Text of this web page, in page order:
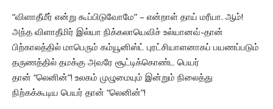
“விளாதீமீர் என்று கூப்பிடுவோமே” – என்றாள் தாய் மரீயா. ஆம்!
அந்த விளாதீமிர் இல்யா நிக்கலாயெவிச் உல்யானவ்-தான்
பிற்காலத்தில் மாபெரும் கம்யூனிஸ்ட் புரட்சியாளனாகப் பயணப்படும்
தருணத்தில் தமக்கு அவரே சூட்டிக்கொண்ட பெயர்
தான் “லெனின்”! உலகம் முழுமையும் இன்றும் நிலைத்து
நிற்கக்கூடிய பெயர் தான் “லெனின்”!